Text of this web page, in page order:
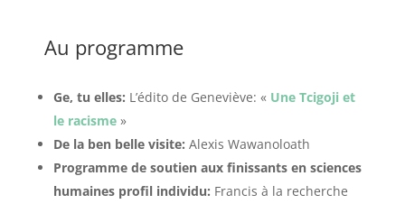
Au programme
Ge, tu elles: L’édito de Geneviève: « Une Tcigoji et
le racisme»
De la ben belle visite: Alexis Wawanoloath
Programme de soutien aux finissants en sciences
humaines profil individu: Francis à la recherche